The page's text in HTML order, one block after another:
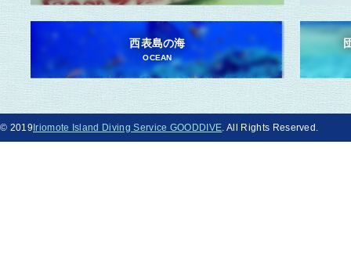
西表島の海
OCEAN
© 2019Iriomote Island Diving Service GOODDIVE . All Rights Reserved.